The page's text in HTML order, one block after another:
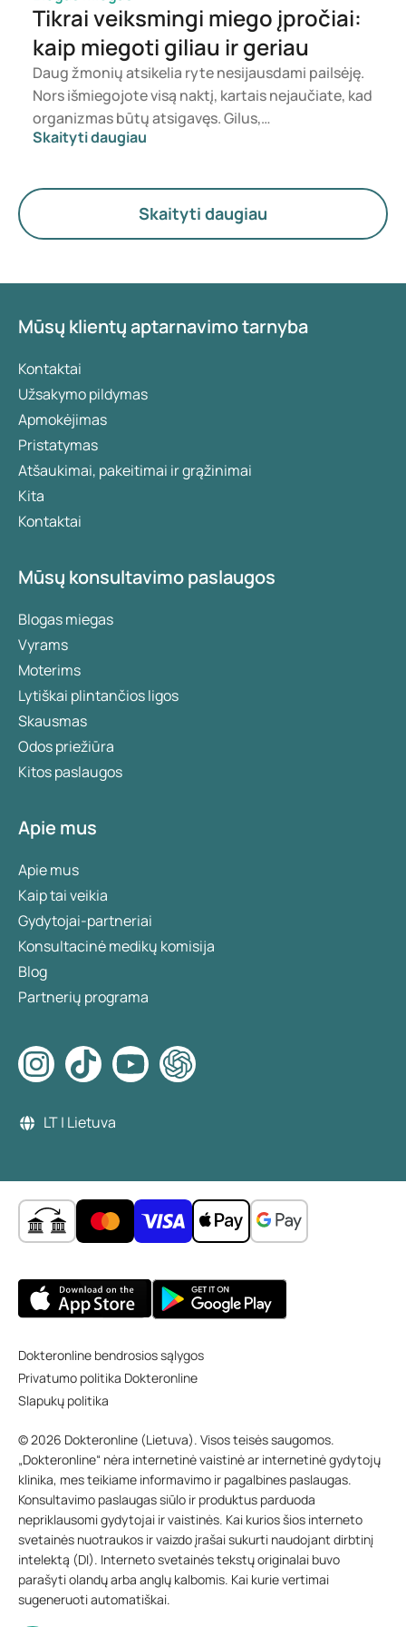
Tikrai veiksmingi miego įpročiai:
kaip miegoti giliau ir geriau
Daug žmonių atsikelia ryte nesijausdami pailsėję.
Nors išmiegojote visą naktį, kartais nejaučiate, kad
organizmas būtų atsigavęs. Gilus,
nepertraukiamas miegas yra svarbus fiziniam ir
paaiškinta, kokie įpročiai gali pagerinti miego
kokybę. Moksliškai pagrįstos įžvalgos ir praktiniai
patarimai padės jums žingsnis po žingsnio siekti
Skaityti daugiau
Skaityti daugiau
Mūsų klientų aptarnavimo tarnyba
Kontaktai
Užsakymo pildymas
Apmokėjimas
Pristatymas
Atšaukimai, pakeitimai ir grąžinimai
Kita
Kontaktai
Mūsų konsultavimo paslaugos
Blogas miegas
Vyrams
Moterims
Lytiškai plintančios ligos
Skausmas
Odos priežiūra
Kitos paslaugos
Apie mus
Apie mus
Kaip tai veikia
Gydytojai-partneriai
Konsultacinė medikų komisija
Blog
Partnerių programa
LT | Lietuva
Dokteronline bendrosios sąlygos
Privatumo politika Dokteronline
Slapukų politika
© 2026 Dokteronline (Lietuva). Visos teisės saugomos.
„Dokteronline“ nėra internetinė vaistinė ar internetinė gydytojų
klinika, mes teikiame informavimo ir pagalbines paslaugas.
Konsultavimo paslaugas siūlo ir produktus parduoda
nepriklausomi gydytojai ir vaistinės. Kai kurios šios interneto
svetainės nuotraukos ir vaizdo įrašai sukurti naudojant dirbtinį
intelektą (DI). Interneto svetainės tekstų originalai buvo
parašyti olandų arba anglų kalbomis. Kai kurie vertimai
sugeneruoti automatiškai.